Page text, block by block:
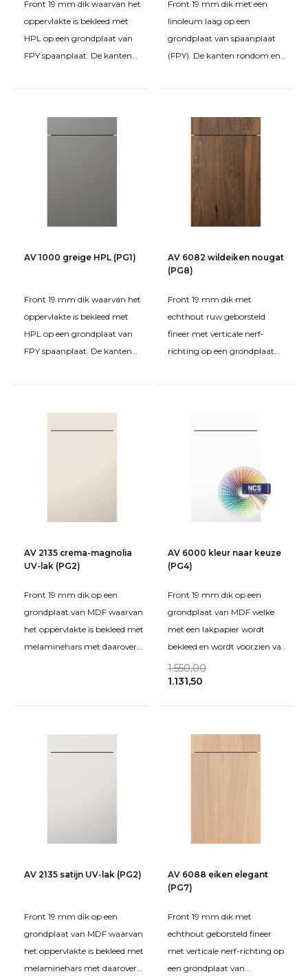
Front 19 mm dik waarvan het
oppervlakte is bekleed met
HPL op een grondplaat van
FPY spaanplaat. De kanten
Front 19 mm dik met een
linoleum laag op een
grondplaat van spaanplaat
(FPY). De kanten rondom en
AV 1000 greige HPL (PG1)
Front 19 mm dik waarvan het
oppervlakte is bekleed met
HPL op een grondplaat van
FPY spaanplaat. De kanten
AV 6082 wildeiken nougat
(PG8)
Front 19 mm dik met
echthout ruw geborsteld
fineer met verticale nerf-
richting op een grondplaat
AV 2135 crema-magnolia
UV-lak (PG2)
Front 19 mm dik op een
grondplaat van MDF waarvan
het oppervlakte is bekleed met
melaminehars met daarover
AV 6000 kleur naar keuze
(PG4)
Front 19 mm dik op een
grondplaat van MDF welke
met een lakpapier wordt
bekleed en wordt voorzien van
een milieuvriendelijke
oplosmiddelen- en formald
1.550,00
1.131,50
AV 2135 satijn UV-lak (PG2)
Front 19 mm dik op een
grondplaat van MDF waarvan
het oppervlakte is bekleed met
melaminehars met daarover
AV 6088 eiken elegant
(PG7)
Front 19 mm dik met
echthout geborsteld fineer
met verticale nerf-richting op
een grondplaat van